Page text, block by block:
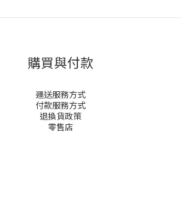
購買與付款
運送服務方式
付款服務方式
退換貨政策
零售店